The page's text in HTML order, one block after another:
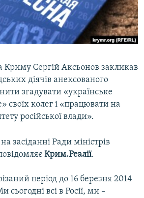
КРИМУ
Криму Сергій Аксьонов закликав
діячів анексованого
згадувати «українське
своїх колег і «працювати на
російської влади».
засіданні Ради міністрів
Крим.Реалії.
період до 16 березня 2014
сьогодні всі в Росії, ми –